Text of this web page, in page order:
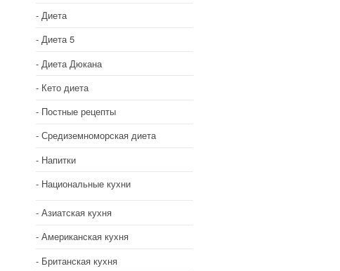
Диета
Диета 5
Диета Дюкана
Кето диета
Постные рецепты
Средиземноморская диета
Напитки
Национальные кухни
Азиатская кухня
Американская кухня
Британская кухня